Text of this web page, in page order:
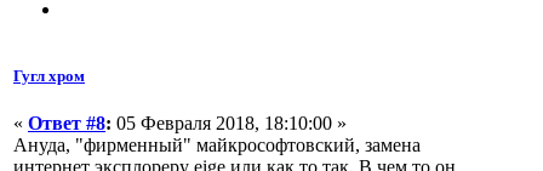
Гугл хром
« Ответ #8: 05 Февраля 2018, 18:10:00 »
Ануда, "фирменный" майкрософтовский, замена